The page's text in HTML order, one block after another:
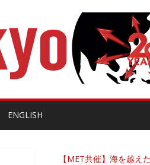
ENGLISH
【MET共催】海を越え